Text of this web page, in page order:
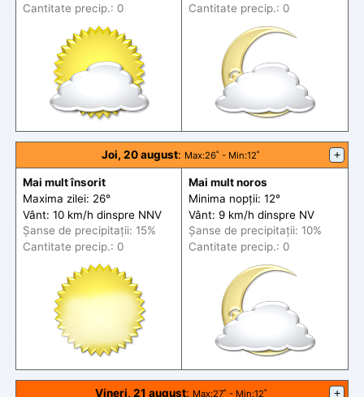
Cantitate precip.: 0
Cantitate precip.: 0
Joi, 20 august: Max:26˚ - Min:12˚ +
Mai mult însorit
Maxima zilei: 26°
Vânt: 10 km/h dinspre NNV
Șanse de precipitații: 15%
Cantitate precip.: 0
Mai mult noros
Minima nopții: 12°
Vânt: 9 km/h dinspre NV
Șanse de precipitații: 10%
Cantitate precip.: 0
Vineri, 21 august: Max:27˚ - Min:12˚ +